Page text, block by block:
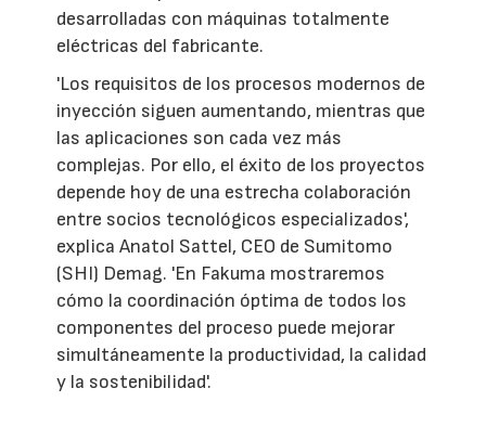
desarrolladas con máquinas totalmente
eléctricas del fabricante.
'Los requisitos de los procesos modernos de
inyección siguen aumentando, mientras que
las aplicaciones son cada vez más
complejas. Por ello, el éxito de los proyectos
depende hoy de una estrecha colaboración
entre socios tecnológicos especializados',
explica Anatol Sattel, CEO de Sumitomo
(SHI) Demag. 'En Fakuma mostraremos
cómo la coordinación óptima de todos los
componentes del proceso puede mejorar
simultáneamente la productividad, la calidad
y la sostenibilidad'.